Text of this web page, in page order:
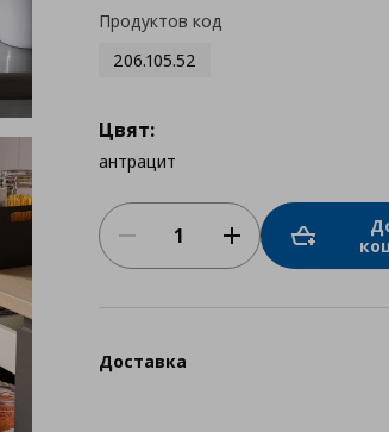
Продуктов код
206.105.52
Цвят:
антрацит
Доставка